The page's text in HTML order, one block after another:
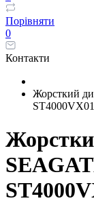
Порівняти
0
Контакти
Жорсткий